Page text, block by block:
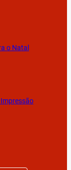
o Natal